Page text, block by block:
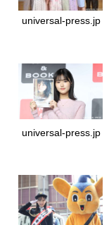
universal-press.jp
universal-press.jp